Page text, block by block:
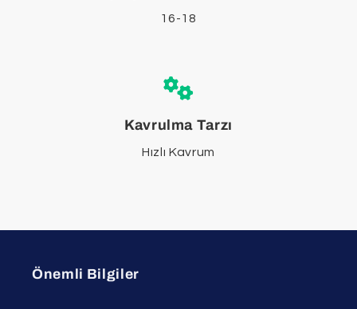
16-18
Kavrulma Tarzı
Hızlı Kavrum
Önemli Bilgiler